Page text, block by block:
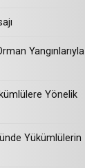
Yangınlarıyla
Yönelik
Yükümlülerin